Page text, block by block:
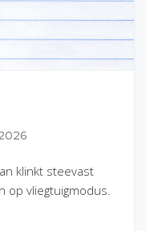
klinkt steevast
vliegtuigmodus.